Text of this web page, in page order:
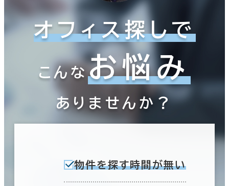
オフィス探しで
こんなお悩み
ありませんか？
物件を探す時間が無い